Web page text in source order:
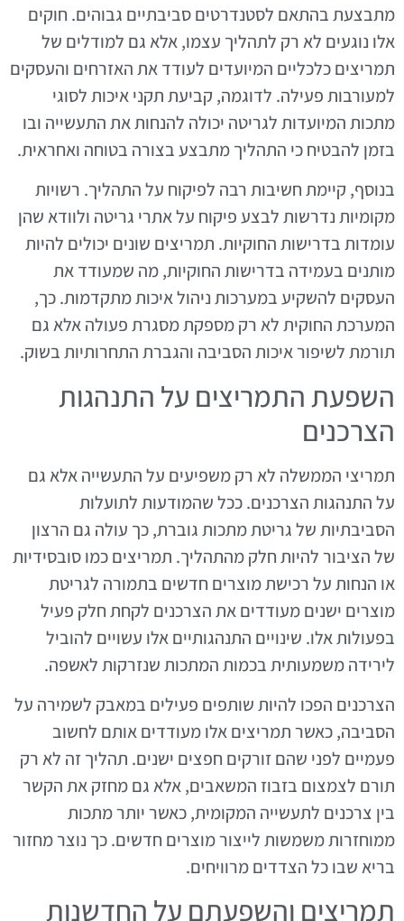
מתבצעת בהתאם לסטנדרטים סביבתיים גבוהים. חוקים
אלו נוגעים לא רק לתהליך עצמו, אלא גם למודלים של
תמריצים כלכליים המיועדים לעודד את האזרחים והעסקים
למעורבות פעילה. לדוגמה, קביעת תקני איכות לסוגי
מתכות המיועדות לגריטה יכולה להנחות את התעשייה ובו
בזמן להבטיח כי התהליך מתבצע בצורה בטוחה ואחראית.
בנוסף, קיימת חשיבות רבה לפיקוח על התהליך. רשויות
מקומיות נדרשות לבצע פיקוח על אתרי גריטה ולוודא שהן
עומדות בדרישות החוקיות. תמריצים שונים יכולים להיות
מותנים בעמידה בדרישות החוקיות, מה שמעודד את
העסקים להשקיע במערכות ניהול איכות מתקדמות. כך,
המערכת החוקית לא רק מספקת מסגרת פעולה אלא גם
תורמת לשיפור איכות הסביבה והגברת התחרותיות בשוק.
השפעת התמריצים על התנהגות
הצרכנים
תמריצי הממשלה לא רק משפיעים על התעשייה אלא גם
על התנהגות הצרכנים. ככל שהמודעות לתועלות
הסביבתיות של גריטת מתכות גוברת, כך עולה גם הרצון
של הציבור להיות חלק מהתהליך. תמריצים כמו סובסידיות
או הנחות על רכישת מוצרים חדשים בתמורה לגריטת
מוצרים ישנים מעודדים את הצרכנים לקחת חלק פעיל
בפעולות אלו. שינויים התנהגותיים אלו עשויים להוביל
לירידה משמעותית בכמות המתכות שנזרקות לאשפה.
הצרכנים הפכו להיות שותפים פעילים במאבק לשמירה על
הסביבה, כאשר תמריצים אלו מעודדים אותם לחשוב
פעמיים לפני שהם זורקים חפצים ישנים. תהליך זה לא רק
תורם לצמצום בזבוז המשאבים, אלא גם מחזק את הקשר
בין צרכנים לתעשייה המקומית, כאשר יותר מתכות
ממוחזרות משמשות לייצור מוצרים חדשים. כך נוצר מחזור
בריא שבו כל הצדדים מרוויחים.
תמריצים והשפעתם על החדשנות